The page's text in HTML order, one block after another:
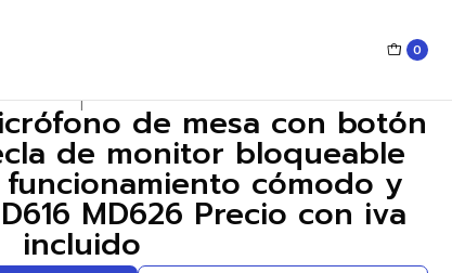
0
Precio con iva incluido
| de mesa con botón
de monitor bloqueable
cómodo y
MD626 Precio con iva
incluido